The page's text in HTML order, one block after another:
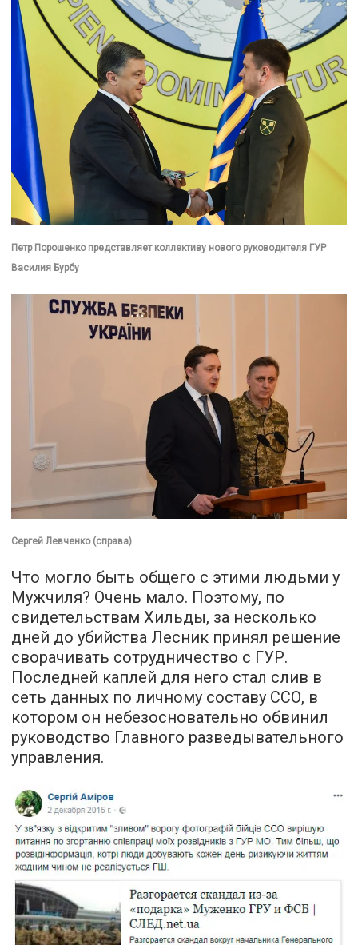
Петр Порошенко представляет коллективу нового руководителя ГУР
Василия Бурбу
Сергей Левченко (справа)
Что могло быть общего с этими людьми у
Мужчиля? Очень мало. Поэтому, по
свидетельствам Хильды, за несколько
дней до убийства Лесник принял решение
сворачивать сотрудничество с ГУР.
Последней каплей для него стал слив в
сеть данных по личному составу ССО, в
котором он небезосновательно обвинил
руководство Главного разведывательного
управления.